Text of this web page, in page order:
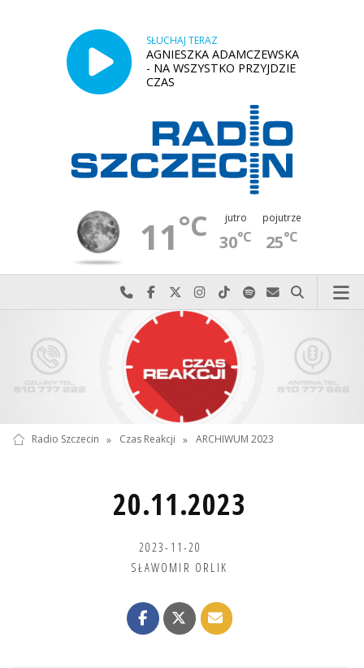
SŁUCHAJ TERAZ
AGNIESZKA ADAMCZEWSKA
- NA WSZYSTKO PRZYJDZIE
CZAS
11°C jutro
30°C
pojutrze
25°C
Najlepiej po prostu do nas zadzwoń
Odwiedź nas na Facebook-u
Odwiedź nas na X
Odwiedź nas na Instagram-ie
Odwiedź nas na TikTok-u
Szukaj nas na Spotify
Wyślij do nas
Szukaj
Radio Szczecin » Czas Reakcji » ARCHIWUM 2023
20.11.2023
2023-11-20
SŁAWOMIR ORLIK